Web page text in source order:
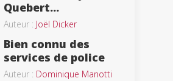
Quebert...
Auteur : Joël Dicker
Bien connu des
services de police
Auteur : Dominique Manotti